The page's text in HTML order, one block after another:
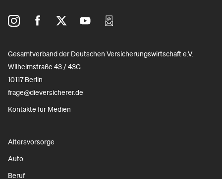
Gesamtverband der Deutschen Versicherungswirtschaft e.V.
Wilhelmstraße 43 / 43G
10117 Berlin
frage@dieversicherer.de
Kontakte für Medien
Altersvorsorge
Auto
Beruf